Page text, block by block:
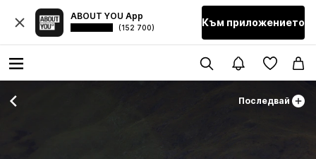
ABOUT YOU App
(152 700) Към приложението
Последвай